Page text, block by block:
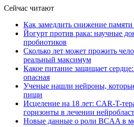
Сейчас читают
Как замедлить снижение
Йогурт против рака: научные
пробиотиков
Сколько лет может прожить
реальный максимум
Какое питание защищает
опасная
Ученые нашли нейроны,
пищи
Исцеление на 18 лет: CAR-T-
горизонты в лечении
Новые данные о роли BCAA в